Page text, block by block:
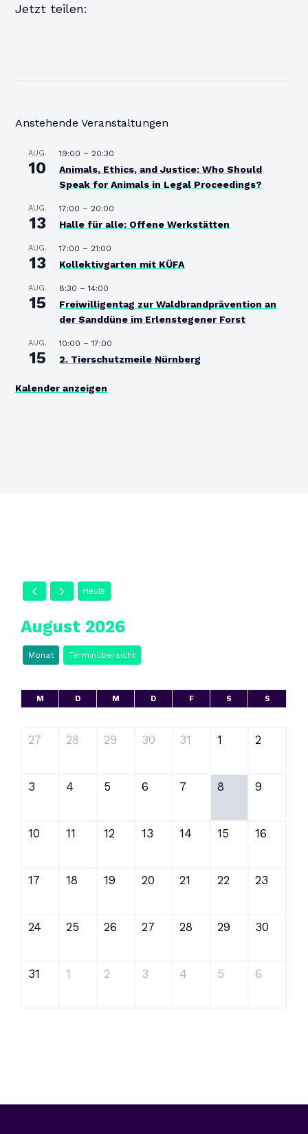
Jetzt teilen:
Anstehende Veranstaltungen
AUG.
10
19:00 – 20:30
Animals, Ethics, and Justice: Who Should
Speak for Animals in Legal Proceedings?
AUG.
13
17:00 – 20:00
Halle für alle: Offene Werkstätten
AUG.
13
17:00 – 21:00
Kollektivgarten mit KÜFA
AUG.
15
8:30 –14:00
Freiwilligentag zur Waldbrandprävention an
der Sanddüne im Erlenstegener Forst
AUG.
15
10:00 –17:00
2. Tierschutzmeile Nürnberg
Kalender anzeigen
Heute
August 2026
Monat Terminübersicht
M D M D F S S
27 28 29 30 31 1 2
3 4 5 6 7 8 9
10 11 12 13 14 15 16
17 18 19 20 21 22 23
24 25 26 27 28 29 30
31 1 2 3 4 5 6